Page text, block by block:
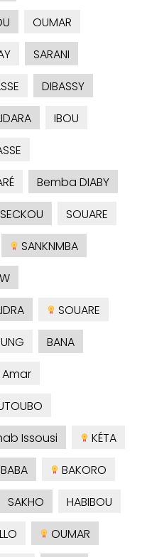
OUMAR
SARANI
DIBASSY
IBOU
Bemba DIABY
SOUARE
SANKNMBA
SOUARE
BANA
Amar
Issousi
KÉTA
BABA
BAKORO
SAKHO
HABIBOU
OUMAR